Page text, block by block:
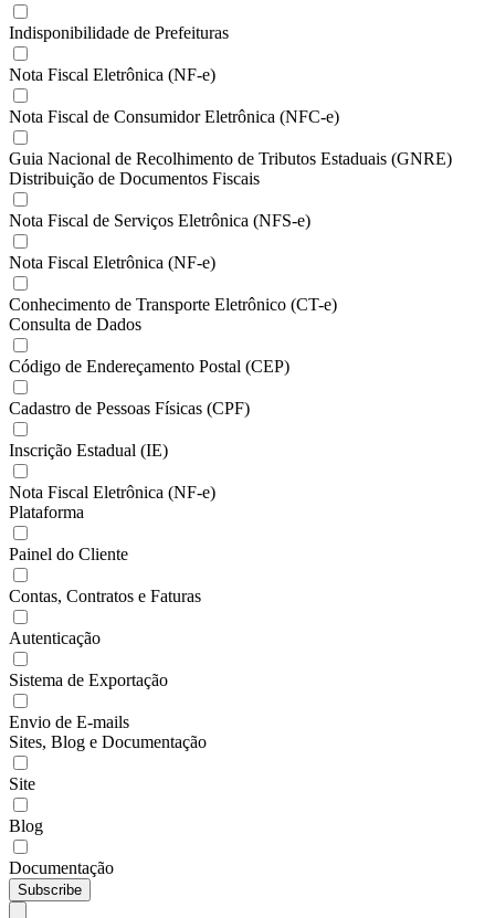
Indisponibilidade de Prefeituras
Nota Fiscal Eletrônica (NF-e)
Nota Fiscal de Consumidor Eletrônica (NFC-e)
Guia Nacional de Recolhimento de Tributos Estaduais (GNRE)
Distribuição de Documentos Fiscais
Nota Fiscal de Serviços Eletrônica (NFS-e)
Nota Fiscal Eletrônica (NF-e)
Conhecimento de Transporte Eletrônico (CT-e)
Consulta de Dados
Código de Endereçamento Postal (CEP)
Cadastro de Pessoas Físicas (CPF)
Inscrição Estadual (IE)
Nota Fiscal Eletrônica (NF-e)
Plataforma
Painel do Cliente
Contas, Contratos e Faturas
Autenticação
Sistema de Exportação
Envio de E-mails
Sites, Blog e Documentação
Site
Blog
Documentação
Subscribe